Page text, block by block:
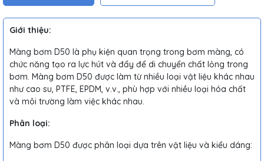
Giới thiệu:
Màng bơm D50 là phụ kiện quan trọng trong bơm màng, có
chức năng tạo ra lực hút và đẩy để di chuyển chất lỏng trong
bơm. Màng bơm D50 được làm từ nhiều loại vật liệu khác nhau
như cao su, PTFE, EPDM, v.v., phù hợp với nhiều loại hóa chất
và môi trường làm việc khác nhau.
Phân loại:
Màng bơm D50 được phân loại dựa trên vật liệu và kiểu dáng: